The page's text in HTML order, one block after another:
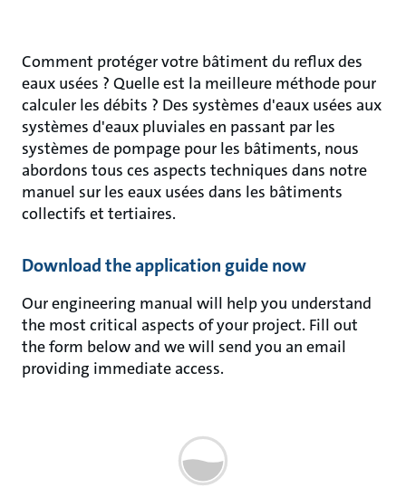
Comment protéger votre bâtiment du reflux des
eaux usées ? Quelle est la meilleure méthode pour
calculer les débits ? Des systèmes d'eaux usées aux
systèmes d'eaux pluviales en passant par les
systèmes de pompage pour les bâtiments, nous
abordons tous ces aspects techniques dans notre
manuel sur les eaux usées dans les bâtiments
collectifs et tertiaires.
Download the application guide now
Our engineering manual will help you understand
the most critical aspects of your project. Fill out
the form below and we will send you an email
providing immediate access.